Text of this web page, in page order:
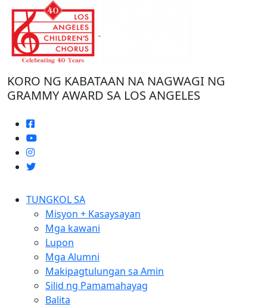
Laktawan
ang
nilalaman
KORO NG KABATAAN NA NAGWAGI NG
GRAMMY AWARD SA LOS ANGELES
TUNGKOL SA
Misyon + Kasaysayan
Mga kawani
Lupon
Mga Alumni
Makipagtulungan sa Amin
Silid ng Pamamahayag
Balita